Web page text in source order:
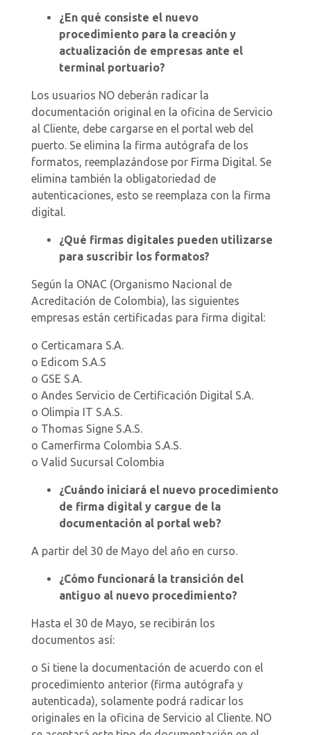
¿En qué consiste el nuevo
procedimiento para la creación y
actualización de empresas ante el
terminal portuario?
Los usuarios NO deberán radicar la
documentación original en la oficina de Servicio
al Cliente, debe cargarse en el portal web del
puerto. Se elimina la firma autógrafa de los
formatos, reemplazándose por Firma Digital. Se
elimina también la obligatoriedad de
autenticaciones, esto se reemplaza con la firma
digital.
¿Qué firmas digitales pueden utilizarse
para suscribir los formatos?
Según la ONAC (Organismo Nacional de
Acreditación de Colombia), las siguientes
empresas están certificadas para firma digital:
o Certicamara S.A.
o Edicom S.A.S
o GSE S.A.
o Andes Servicio de Certificación Digital S.A.
o Olimpia IT S.A.S.
o Thomas Signe S.A.S.
o Camerfirma Colombia S.A.S.
o Valid Sucursal Colombia
¿Cuándo iniciará el nuevo procedimiento
de firma digital y cargue de la
documentación al portal web?
A partir del 30 de Mayo del año en curso.
¿Cómo funcionará la transición del
antiguo al nuevo procedimiento?
Hasta el 30 de Mayo, se recibirán los
documentos así:
o Si tiene la documentación de acuerdo con el
procedimiento anterior (firma autógrafa y
autenticada), solamente podrá radicar los
originales en la oficina de Servicio al Cliente. NO